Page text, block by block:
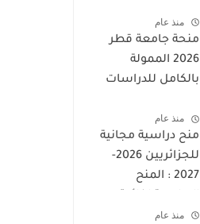
العليا للطلاب
الدوليين
منذ عام
منحة جامعة قطر
2026 الممولة
بالكامل للدراسات
دكتوراه
منذ عام
منح دراسية مجانية
للجزائريين 2026-
2027 : المنح
الطلبة الجزائريين
منذ عام